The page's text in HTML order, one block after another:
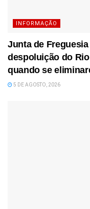
INFORMAÇÃO
Junta de
despoluição do
quando se
5 DE AGOSTO, 2026